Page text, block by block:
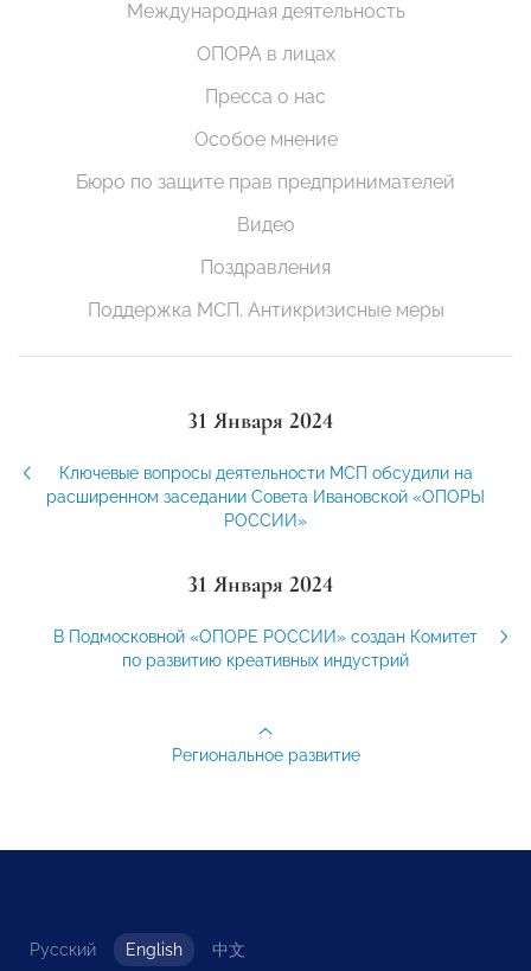
Международная деятельность
ОПОРА в лицах
Пресса о нас
Особое мнение
Бюро по защите прав предпринимателей
Видео
Поздравления
Поддержка МСП. Антикризисные меры
31 Января 2024
Ключевые вопросы деятельности МСП обсудили на
расширенном заседании Совета Ивановской «ОПОРЫ
РОССИИ»
31 Января 2024
В Подмосковной «ОПОРЕ РОССИИ» создан Комитет
по развитию креативных индустрий
Региональное развитие
Русский English 中文